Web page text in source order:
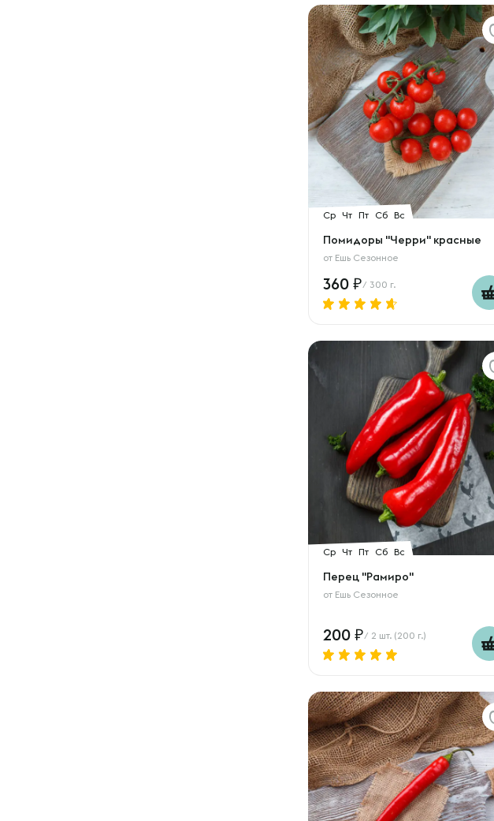
Ср Чт Пт Сб Вс
Помидоры "Черри" красные
от Ешь Сезонное
360 / 300 г.
Ср Чт Пт Сб Вс
Перец "Рамиро"
от Ешь Сезонное
200 / 2 шт. (200 г.)